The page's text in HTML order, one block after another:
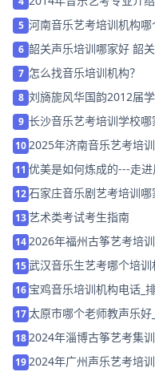
5 河南音乐艺考培训机构哪
6 韶关声乐培训哪家好 韶
7 怎么找音乐培训机构？
8 刘旖旎风华国韵2012届
9 长沙音乐艺考培训学校哪
10 2025年济南音乐艺考培
11 优美是如何炼成的---走
12石家庄音乐剧艺考培训哪
13艺术类考试考生指南
14 2026年福州古筝艺考培
15武汉音乐生艺考哪个培训
16 宝鸡音乐培训机构电话_
17太原市哪个老师教声乐好
法则
18 2024年淄博古筝艺考集
19 2024年广州声乐艺考培